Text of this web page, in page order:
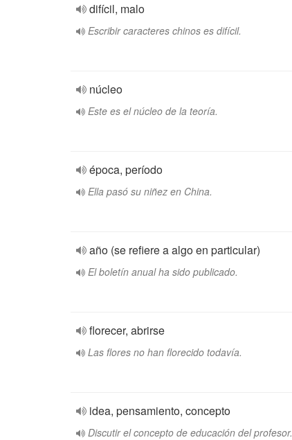
difícil, malo
Escribir caracteres chinos es difícil.
núcleo
Este es el núcleo de la teoría.
época, período
Ella pasó su niñez en China.
año (se refiere a algo en particular)
El boletín anual ha sido publicado.
florecer, abrirse
Las flores no han florecido todavía.
idea, pensamiento, concepto
Discutir el concepto de educación del profesor.